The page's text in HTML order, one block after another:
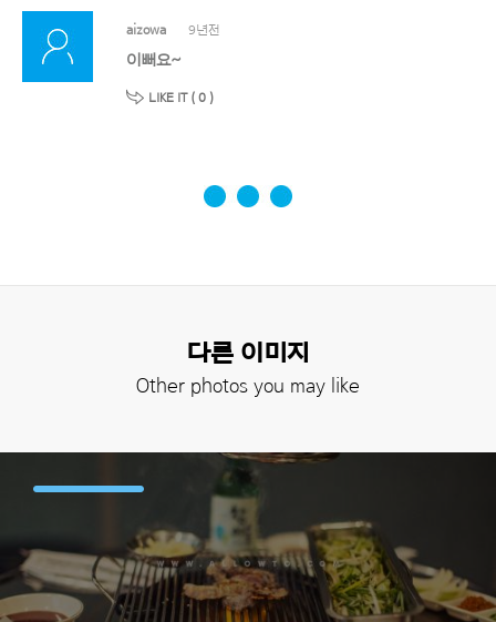
aizowa 9년전
이뻐요~
LIKE IT ( 0 )
다른 이미지
Other photos you may like